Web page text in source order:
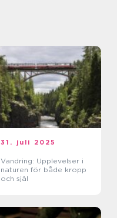
31. juli 2025
Vandring: Upplevelser i
naturen för både kropp
och själ